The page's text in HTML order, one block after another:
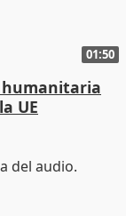
01:50
humanitaria
UE